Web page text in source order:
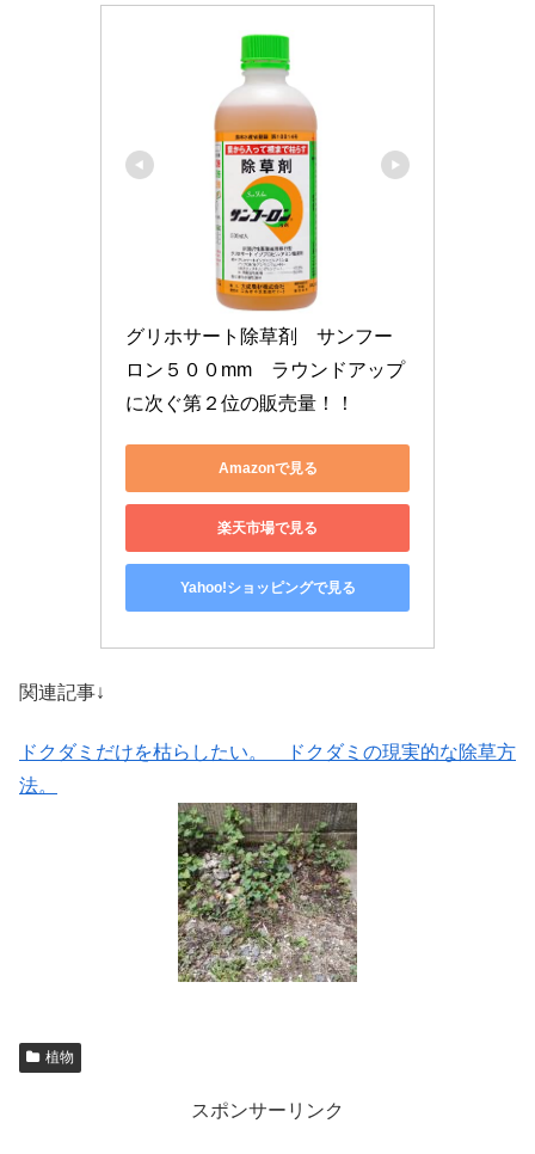
グリホサート除草剤　サンフー
ロン５００mm　ラウンドアップ
に次ぐ第２位の販売量！！
Amazonで見る
楽天市場で見る
Yahoo!ショッピングで見る
関連記事↓
ドクダミだけを枯らしたい。 ドクダミの現実的な除草方
法。
植物
スポンサーリンク